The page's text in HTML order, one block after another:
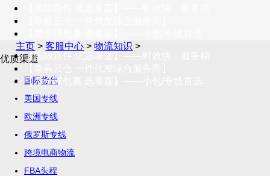
联系我们
【国际急件 优选泰嘉】——时效快，服务稳
【发全球包裹 选泰嘉】——小包/专线首选
主页 >客服中心 >物流知识 >
优质渠道
国际货代
美国专线
欧洲专线
俄罗斯专线
跨境电商物流
FBA头程